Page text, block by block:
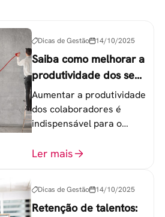
Dicas de Gestão 14/10/2025
Saiba como melhorar a
produtividade dos seus
colaboradores
Aumentar a produtividade
dos colaboradores é
indispensável para o
equipe de trabalho. 6
Ler mais
Dicas de Gestão 14/10/2025
Retenção de talentos: